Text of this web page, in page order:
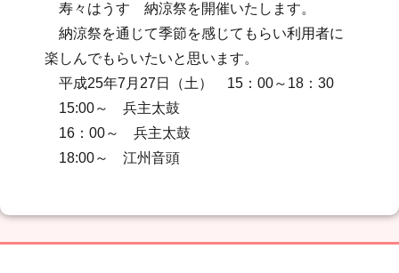
寿々はうす 納涼祭を開催いたします。
納涼祭を通じて季節を感じてもらい利用者に
楽しんでもらいたいと思います。
平成25年7月27日（土） 15：00～18：30
15:00～ 兵主太鼓
16：00～ 兵主太鼓
18:00～ 江州音頭